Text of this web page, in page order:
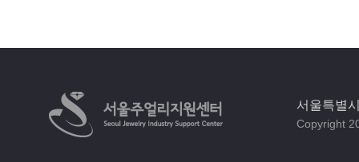
서울특별
Copyright